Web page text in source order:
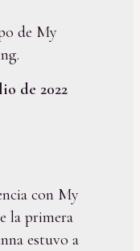
de My
de 2022
con My
la primera
estuvo a